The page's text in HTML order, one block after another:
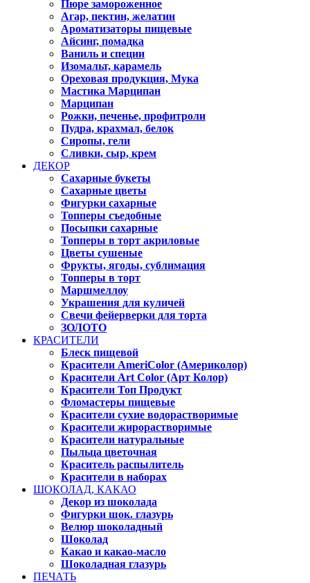
Пюре замороженное
Агар, пектин, желатин
Ароматизаторы пищевые
Айсинг, помадка
Ваниль и специи
Изомальт, карамель
Ореховая продукция, Мука
Мастика Марципан
Марципан
Рожки, печенье, профитроли
Пудра, крахмал, белок
Сиропы, гели
Сливки, сыр, крем
ДЕКОР
Сахарные букеты
Сахарные цветы
Фигурки сахарные
Топперы съедобные
Посыпки сахарные
Топперы в торт акриловые
Цветы сушеные
Фрукты, ягоды, сублимация
Топперы в торт
Маршмеллоу
Украшения для куличей
Свечи фейерверки для торта
ЗОЛОТО
КРАСИТЕЛИ
Блеск пищевой
Красители AmeriColor (Америколор)
Красители Art Color (Арт Колор)
Красители Топ Продукт
Фломастеры пищевые
Красители сухие водорастворимые
Красители жирорастворимые
Красители натуральные
Пыльца цветочная
Краситель распылитель
Красители в наборах
ШОКОЛАД, КАКАО
Декор из шоколада
Фигурки шок. глазурь
Велюр шоколадный
Шоколад
Какао и какао-масло
Шоколадная глазурь
ПЕЧАТЬ